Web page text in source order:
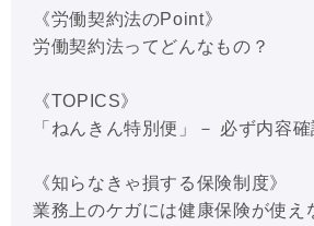
《労働契約法のPoint》
労働契約法ってどんなもの？
《TOPICS》
「ねんきん特別便」－ 必ず内容
《知らなきゃ損する保険制度》
業務上のケガには健康保険が使え